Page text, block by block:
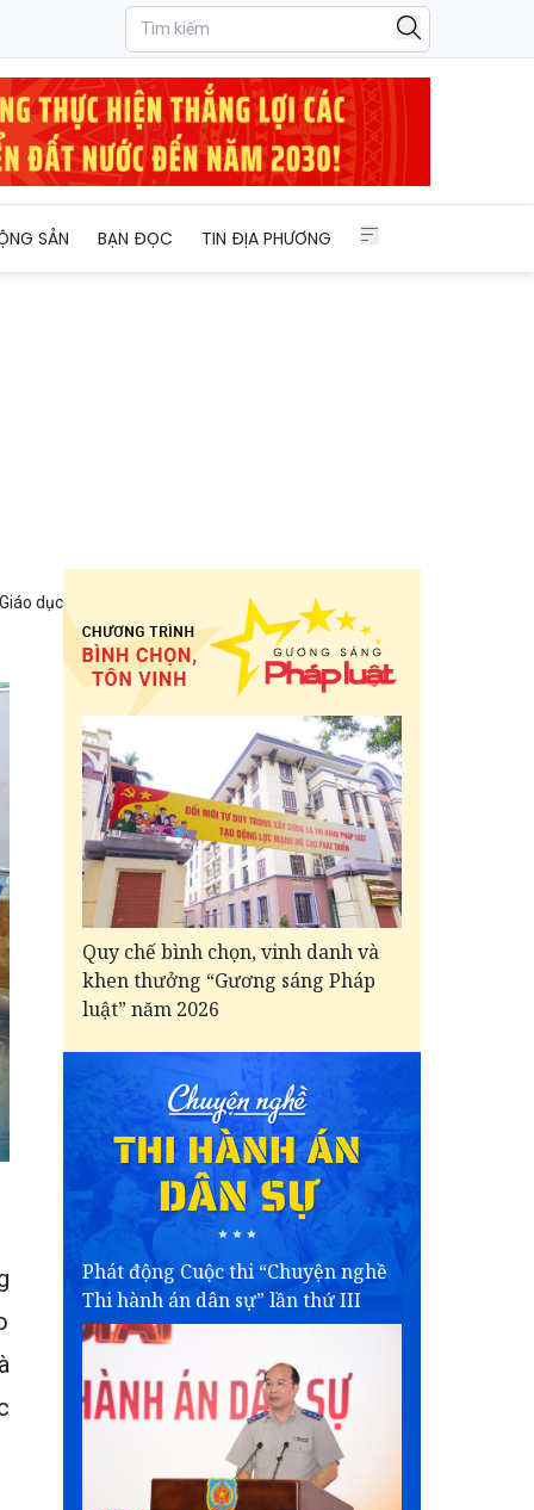
SẢN BẠN ĐỌC TIN ĐỊA PHƯƠNG
dục
Quy chế bình chọn, vinh danh và
khen thưởng “Gương sáng Pháp
luật” năm 2026
Phát động Cuộc thi “Chuyện nghề
Thi hành án dân sự” lần thứ III